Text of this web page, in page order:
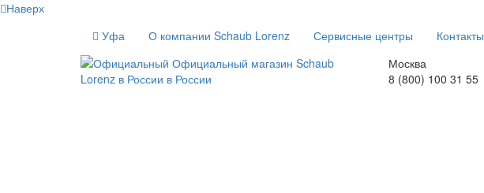
Наверх
Уфа
О компании Schaub Lorenz Сервисные центры Контакты
Москва
8 (800) 100 31 55